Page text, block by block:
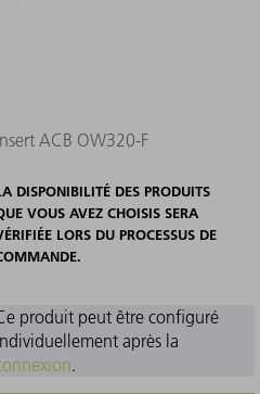
ACB OW320-F
DISPONIBILITÉ DES PRODUITS
VOUS AVEZ CHOISIS SERA
LORS DU PROCESSUS DE
produit peut être configuré
après la
.